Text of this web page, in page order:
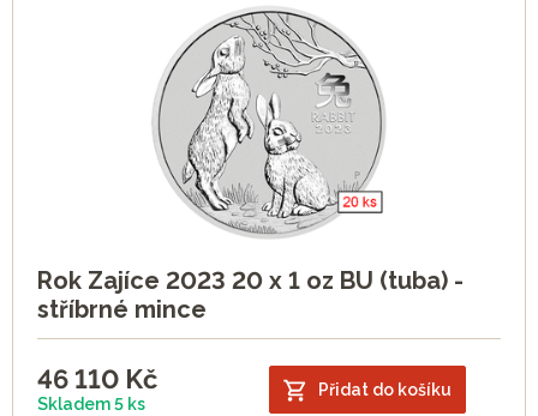
Rok Zajíce 2023 20 x 1 oz BU (tuba) -
stříbrné mince
46 110 Kč
Skladem 5 ks
Přidat do košíku